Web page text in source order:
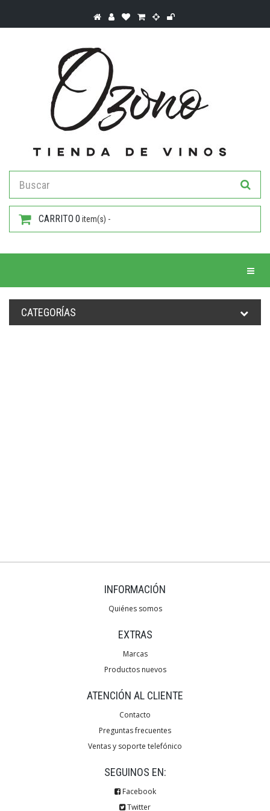
CARRITO 0 item(s) -
CATEGORÍAS
INFORMACIÓN
Quiénes somos
EXTRAS
Marcas
Productos nuevos
ATENCIÓN AL CLIENTE
Contacto
Preguntas frecuentes
Ventas y soporte telefónico
SEGUINOS EN:
Facebook
Twitter